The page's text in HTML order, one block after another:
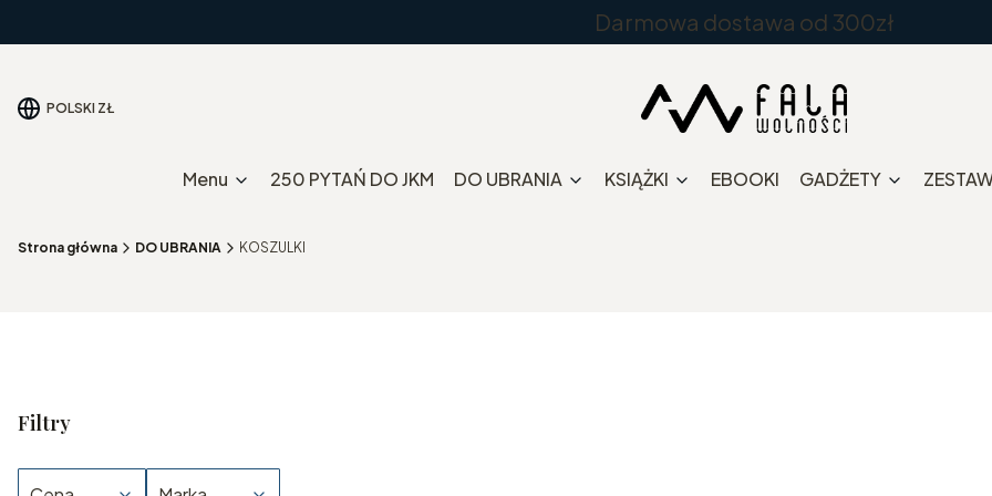
Darmowa dostawa od 300zł
POLSKI ZŁ
Menu 250 PYTAŃ DO JKM DO UBRANIA KSIĄŻKI EBOOKI GADŻETY
Strona główna DO UBRANIA KOSZULKI
Filtry